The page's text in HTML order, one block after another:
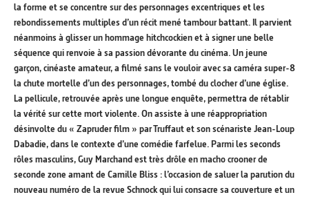
la forme et se concentre sur des personnages excentriques et les
rebondissements multiples d’un récit mené tambour battant. Il parvient
néanmoins à glisser un hommage hitchcockien et à signer une belle
séquence qui renvoie à sa passion dévorante du cinéma. Un jeune
garçon, cinéaste amateur, a filmé sans le vouloir avec sa caméra super-8
la chute mortelle d’un des personnages, tombé du clocher d’une église.
La pellicule, retrouvée après une longue enquête, permettra de rétablir
la vérité sur cette mort violente. On assiste à une réappropriation
désinvolte du « Zapruder film » par Truffaut et son scénariste Jean-Loup
Dabadie, dans le contexte d’une comédie farfelue. Parmi les seconds
rôles masculins, Guy Marchand est très drôle en macho crooner de
seconde zone amant de Camille Bliss : l’occasion de saluer la parution du
nouveau numéro de la revue Schnock qui lui consacre sa couverture et un